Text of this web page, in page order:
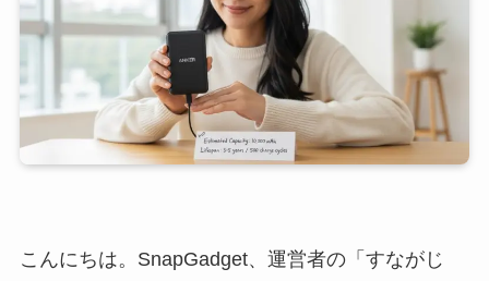
こんにちは。SnapGadget、運営者の「すながじ